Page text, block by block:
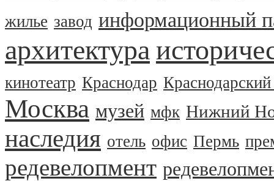
жилье завод информационный
архитектура
кинотеатр Краснодар
Москва музей мфк Нижний
наследия отель офис Пермь
редевелопмент